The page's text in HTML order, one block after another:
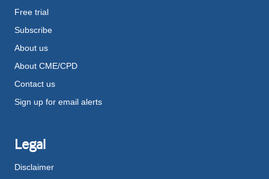
Free trial
Subscribe
About us
About CME/CPD
Contact us
Sign up for email alerts
Legal
Disclaimer